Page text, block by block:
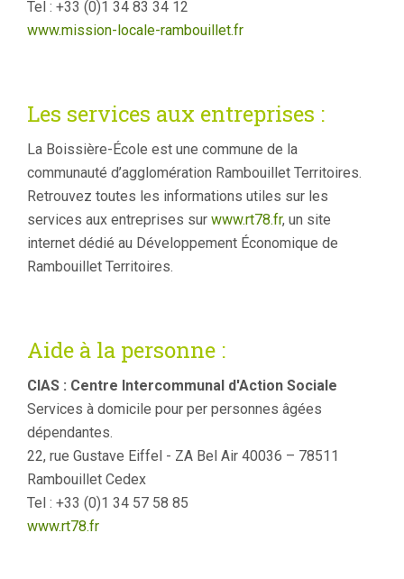
Tel : +33 (0)1 34 83 34 12
www.mission-locale-rambouillet.fr
Les services aux entreprises :
La Boissière-École est une commune de la
communauté d’agglomération Rambouillet Territoires.
Retrouvez toutes les informations utiles sur les
services aux entreprises sur www.rt78.fr, un site
internet dédié au Développement Économique de
Rambouillet Territoires.
Aide à la personne :
CIAS : Centre Intercommunal d'Action Sociale
Services à domicile pour per personnes âgées
dépendantes.
22, rue Gustave Eiffel - ZA Bel Air 40036 – 78511
Rambouillet Cedex
Tel : +33 (0)1 34 57 58 85
www.rt78.fr